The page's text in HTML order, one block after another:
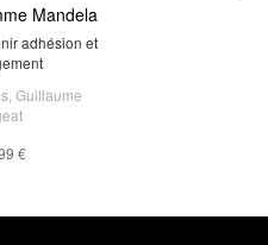
Mandela
adhésion et
, Guillaume
€